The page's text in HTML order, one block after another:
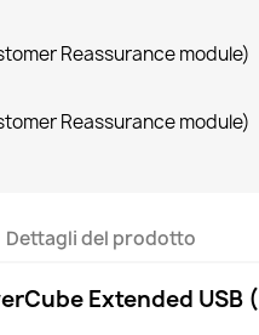
Reassurance module)
Reassurance module)
Dettagli del prodotto
Extended USB